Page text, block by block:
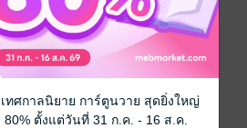
ทศกาลนิยาย การ์ตูนวาย สุดยิ่งใหญ่
ตั้งแต่วันที่ 31 ก.ค. - 16 ส.ค.